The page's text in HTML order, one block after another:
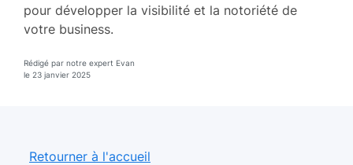
pour développer la visibilité et la notoriété de
votre business.
Rédigé par notre expert Evan
le 23 janvier 2025
Retourner à l'accueil